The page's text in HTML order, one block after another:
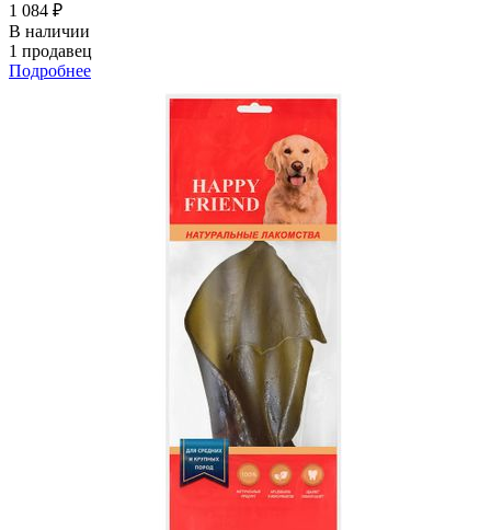
1 084 ₽
В наличии
1 продавец
Подробнее